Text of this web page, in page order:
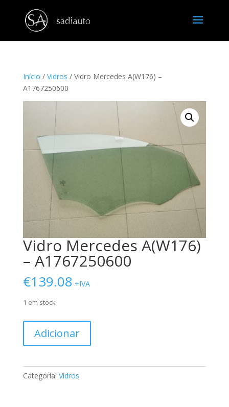
Início / Vidros / Vidro Mercedes A(W176) –
A1767250600
Vidro Mercedes A(W176)
– A1767250600
€139.08 +IVA
1 em stock
A(W176)
Adicionar
Categoria: Vidros